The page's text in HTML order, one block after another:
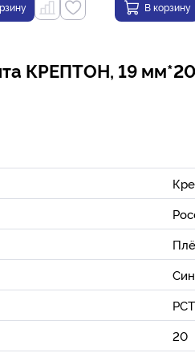
В корзину
КРЕПТОН, 19
РСТ
20